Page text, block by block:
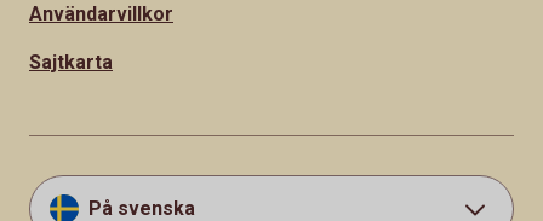
Användarvillkor
Sajtkarta
På svenska